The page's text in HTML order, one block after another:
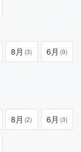
8月 (3) 6月 (9)
8月 (2) 6月 (3)